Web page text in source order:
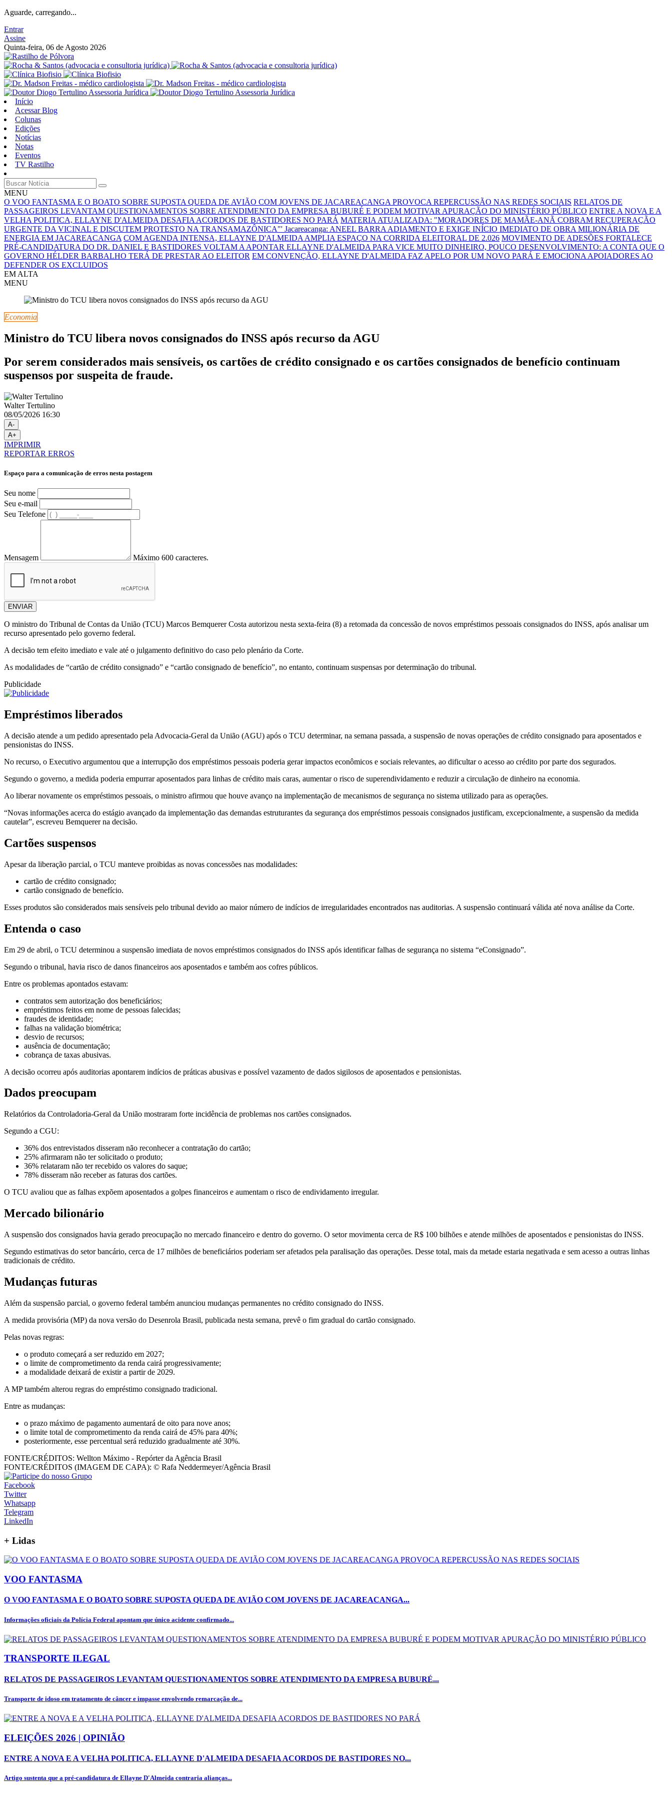
Aguarde, carregando...
Entrar
Assine
Quinta-feira, 06 de Agosto 2026
Início
Acessar Blog
Colunas
Edições
Notícias
Notas
Eventos
TV Rastilho
MENU
O VOO FANTASMA E O BOATO SOBRE SUPOSTA QUEDA DE AVIÃO COM JOVENS DE JACAREACANGA PROVOCA REPERCUSSÃO NAS REDES SOCIAIS RELATOS DE
PASSAGEIROS LEVANTAM QUESTIONAMENTOS SOBRE ATENDIMENTO DA EMPRESA BUBURÉ E PODEM MOTIVAR APURAÇÃO DO MINISTÉRIO PÚBLICO ENTRE A NOVA E A
VELHA POLITICA, ELLAYNE D'ALMEIDA DESAFIA ACORDOS DE BASTIDORES NO PARÁ MATERIA ATUALIZADA: "MORADORES DE MAMÃE-ANÃ COBRAM RECUPERAÇÃO
URGENTE DA VICINAL E DISCUTEM PROTESTO NA TRANSAMAZÔNICA"' Jacareacanga: ANEEL BARRA ADIAMENTO E EXIGE INÍCIO IMEDIATO DE OBRA MILIONÁRIA DE
ENERGIA EM JACAREACANGA COM AGENDA INTENSA, ELLAYNE D'ALMEIDA AMPLIA ESPAÇO NA CORRIDA ELEITORAL DE 2.026 MOVIMENTO DE ADESÕES FORTALECE
PRÉ-CANDIDATURA DO DR. DANIEL E BASTIDORES VOLTAM A APONTAR ELLAYNE D'ALMEIDA PARA VICE MUITO DINHEIRO, POUCO DESENVOLVIMENTO: A CONTA QUE O
GOVERNO HÉLDER BARBALHO TERÁ DE PRESTAR AO ELEITOR EM CONVENÇÃO, ELLAYNE D'ALMEIDA FAZ APELO POR UM NOVO PARÁ E EMOCIONA APOIADORES AO
DEFENDER OS EXCLUIDOS
EM ALTA
MENU
Economia
Ministro do TCU libera novos consignados do INSS após recurso da AGU
Por serem considerados mais sensíveis, os cartões de crédito consignado e os cartões consignados de benefício continuam
suspensos por suspeita de fraude.
Walter Tertulino
08/05/2026 16:30
A-
A+
IMPRIMIR
REPORTAR ERROS
Espaço para a comunicação de erros nesta postagem
Seu nome
Seu e-mail
Seu Telefone
Mensagem Máximo 600 caracteres.
ENVIAR
O ministro do Tribunal de Contas da União (TCU) Marcos Bemquerer Costa autorizou nesta sexta-feira (8) a retomada da concessão de novos empréstimos pessoais consignados do INSS, após analisar um
recurso apresentado pelo governo federal.
A decisão tem efeito imediato e vale até o julgamento definitivo do caso pelo plenário da Corte.
As modalidades de “cartão de crédito consignado” e “cartão consignado de benefício”, no entanto, continuam suspensas por determinação do tribunal.
Publicidade
Empréstimos liberados
A decisão atende a um pedido apresentado pela Advocacia-Geral da União (AGU) após o TCU determinar, na semana passada, a suspensão de novas operações de crédito consignado para aposentados e
pensionistas do INSS.
No recurso, o Executivo argumentou que a interrupção dos empréstimos pessoais poderia gerar impactos econômicos e sociais relevantes, ao dificultar o acesso ao crédito por parte dos segurados.
Segundo o governo, a medida poderia empurrar aposentados para linhas de crédito mais caras, aumentar o risco de superendividamento e reduzir a circulação de dinheiro na economia.
Ao liberar novamente os empréstimos pessoais, o ministro afirmou que houve avanço na implementação de mecanismos de segurança no sistema utilizado para as operações.
“Novas informações acerca do estágio avançado da implementação das demandas estruturantes da segurança dos empréstimos pessoais consignados justificam, excepcionalmente, a suspensão da medida
cautelar”, escreveu Bemquerer na decisão.
Cartões suspensos
Apesar da liberação parcial, o TCU manteve proibidas as novas concessões nas modalidades:
cartão de crédito consignado;
cartão consignado de benefício.
Esses produtos são considerados mais sensíveis pelo tribunal devido ao maior número de indícios de irregularidades encontrados nas auditorias. A suspensão continuará válida até nova análise da Corte.
Entenda o caso
Em 29 de abril, o TCU determinou a suspensão imediata de novos empréstimos consignados do INSS após identificar falhas de segurança no sistema “eConsignado”.
Segundo o tribunal, havia risco de danos financeiros aos aposentados e também aos cofres públicos.
Entre os problemas apontados estavam:
contratos sem autorização dos beneficiários;
empréstimos feitos em nome de pessoas falecidas;
fraudes de identidade;
falhas na validação biométrica;
desvio de recursos;
ausência de documentação;
cobrança de taxas abusivas.
A decisão ocorreu após auditorias apontarem indícios de práticas abusivas e possível vazamento de dados sigilosos de aposentados e pensionistas.
Dados preocupam
Relatórios da Controladoria-Geral da União mostraram forte incidência de problemas nos cartões consignados.
Segundo a CGU:
36% dos entrevistados disseram não reconhecer a contratação do cartão;
25% afirmaram não ter solicitado o produto;
36% relataram não ter recebido os valores do saque;
78% disseram não receber as faturas dos cartões.
O TCU avaliou que as falhas expõem aposentados a golpes financeiros e aumentam o risco de endividamento irregular.
Mercado bilionário
A suspensão dos consignados havia gerado preocupação no mercado financeiro e dentro do governo. O setor movimenta cerca de R$ 100 bilhões e atende milhões de aposentados e pensionistas do INSS.
Segundo estimativas do setor bancário, cerca de 17 milhões de beneficiários poderiam ser afetados pela paralisação das operações. Desse total, mais da metade estaria negativada e sem acesso a outras linhas
tradicionais de crédito.
Mudanças futuras
Além da suspensão parcial, o governo federal também anunciou mudanças permanentes no crédito consignado do INSS.
A medida provisória (MP) da nova versão do Desenrola Brasil, publicada nesta semana, prevê o fim gradual do cartão consignado.
Pelas novas regras:
o produto começará a ser reduzido em 2027;
o limite de comprometimento da renda cairá progressivamente;
a modalidade deixará de existir a partir de 2029.
A MP também alterou regras do empréstimo consignado tradicional.
Entre as mudanças:
o prazo máximo de pagamento aumentará de oito para nove anos;
o limite total de comprometimento da renda cairá de 45% para 40%;
posteriormente, esse percentual será reduzido gradualmente até 30%.
FONTE/CRÉDITOS: Wellton Máximo - Repórter da Agência Brasil
FONTE/CRÉDITOS (IMAGEM DE CAPA): © Rafa Neddermeyer/Agência Brasil
Facebook
Twitter
Whatsapp
Telegram
LinkedIn
+ Lidas
VOO FANTASMA
O VOO FANTASMA E O BOATO SOBRE SUPOSTA QUEDA DE AVIÃO COM JOVENS DE JACAREACANGA...
Informações oficiais da Polícia Federal apontam que único acidente confirmado...
TRANSPORTE ILEGAL
RELATOS DE PASSAGEIROS LEVANTAM QUESTIONAMENTOS SOBRE ATENDIMENTO DA EMPRESA BUBURÉ...
Transporte de idoso em tratamento de câncer e impasse envolvendo remarcação de...
ELEIÇÕES 2026 | OPINIÃO
ENTRE A NOVA E A VELHA POLITICA, ELLAYNE D'ALMEIDA DESAFIA ACORDOS DE BASTIDORES NO...
Artigo sustenta que a pré-candidatura de Ellayne D'Almeida contraria alianças...